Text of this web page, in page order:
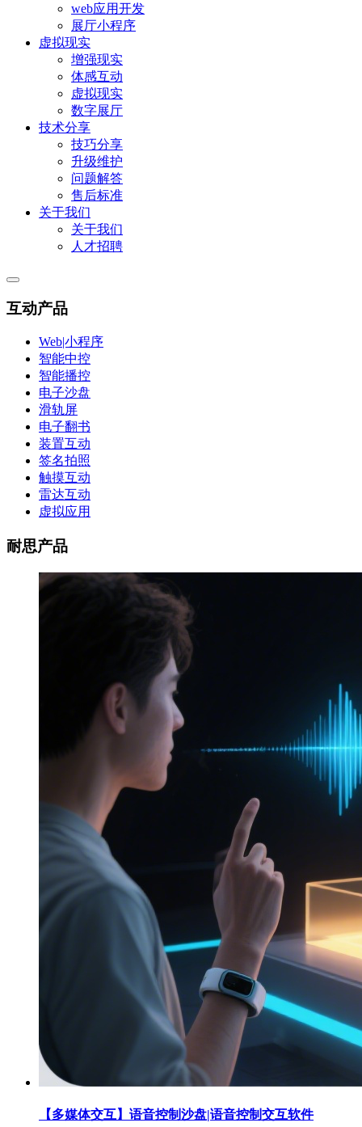
web应用开发
展厅小程序
虚拟现实
增强现实
体感互动
虚拟现实
数字展厅
技术分享
技巧分享
升级维护
问题解答
售后标准
关于我们
关于我们
人才招聘
互动产品
Web|小程序
智能中控
智能播控
电子沙盘
滑轨屏
电子翻书
装置互动
签名拍照
触摸互动
雷达互动
虚拟应用
耐思产品
【多媒体交互】语音控制沙盘|语音控制交互软件